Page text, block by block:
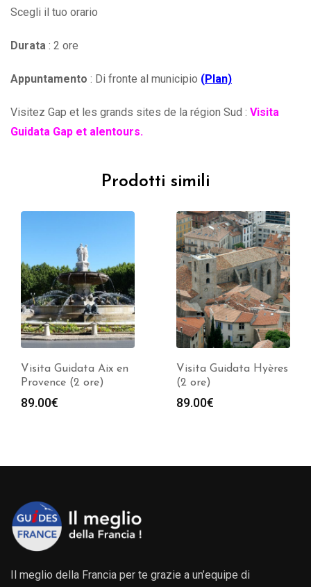
Scegli il tuo orario
Durata : 2 ore
Appuntamento : Di fronte al municipio (Plan)
Visitez Gap et les grands sites de la région Sud : Visita
Guidata Gap et alentours.
Prodotti simili
Visita Guidata Aix en
Provence (2 ore)
89.00€
Visita Guidata Hyères
(2 ore)
89.00€
Il meglio della Francia per te grazie a un’equipe di